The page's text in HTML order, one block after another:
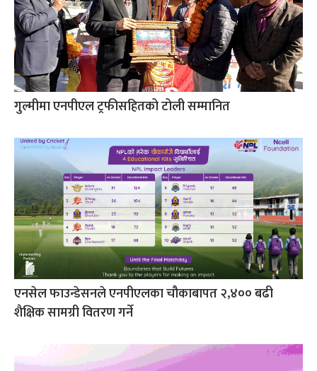
गुल्मीमा एनपीएल ट्रफीसहितको टोली सम्मानित
एनसेल फाउन्डेसनले एनपीएलका चौकाबापत २,४०० बढी
शैक्षिक सामग्री वितरण गर्ने